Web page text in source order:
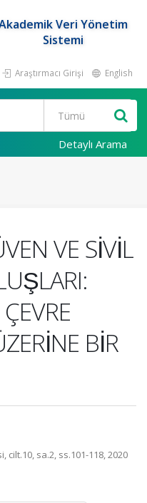
Veri Yönetim
Sistemi
Araştırmacı Girişi English
Detaylı Arama
VE SİVİL
BİR
cilt.10, sa.2, ss.101-118, 2020